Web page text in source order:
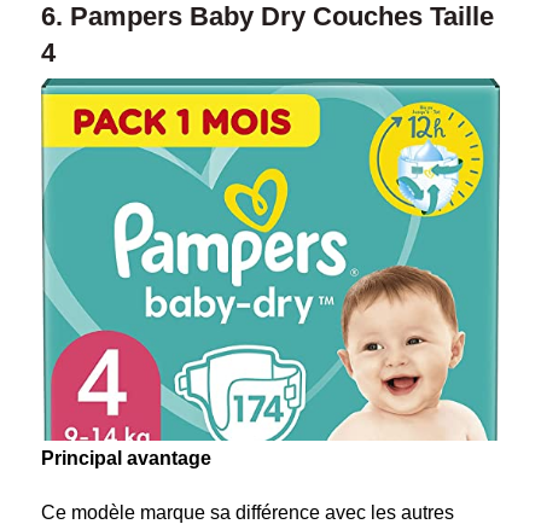
6. Pampers Baby Dry Couches Taille
4
Principal avantage
Ce modèle marque sa différence avec les autres